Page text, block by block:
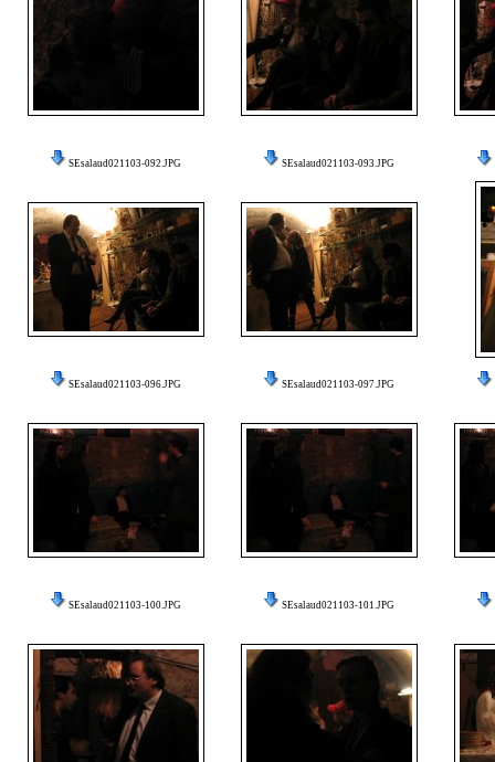
SEsalaud021103-092.JPG SEsalaud021103-093.JPG
SEsalaud021103-096.JPG SEsalaud021103-097.JPG
SEsalaud021103-100.JPG SEsalaud021103-101.JPG